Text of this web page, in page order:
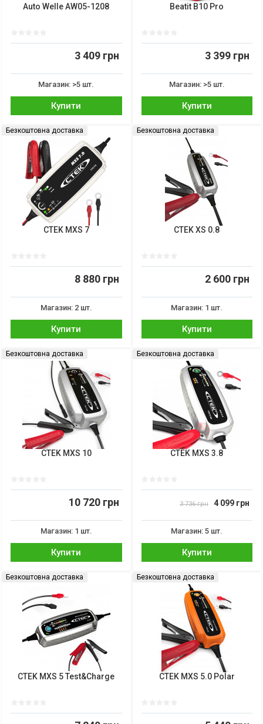
Auto Welle AW05-1208
3 409 грн
Магазин: >5 шт.
Купити
Beatit B10 Pro
3 399 грн
Магазин: >5 шт.
Купити
Безкоштовна доставка
CTEK MXS 7
8 880 грн
Магазин: 2 шт.
Купити
Безкоштовна доставка
CTEK XS 0.8
2 600 грн
Магазин: 1 шт.
Купити
Безкоштовна доставка
CTEK MXS 10
10 720 грн
Магазин: 1 шт.
Купити
Безкоштовна доставка
CTEK MXS 3.8
3 736 грн 4 099 грн
Магазин: 5 шт.
Купити
Безкоштовна доставка
CTEK MXS 5 Test&Charge
Безкоштовна доставка
CTEK MXS 5.0 Polar